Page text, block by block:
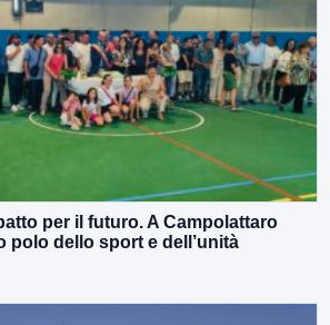
per il futuro. A Campolattaro
polo dello sport e dell’unità